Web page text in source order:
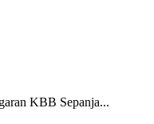
KBB Sepanja...